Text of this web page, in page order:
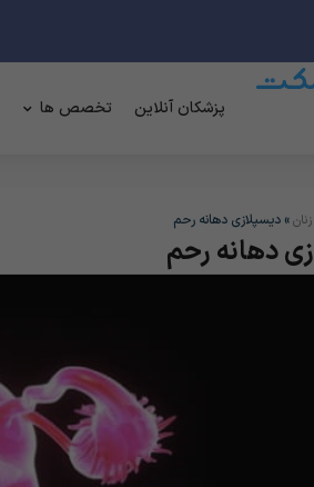
پزشکان آنلاین تخصص ها
»دیسپلازی دهانه رحم
دهانه رحم